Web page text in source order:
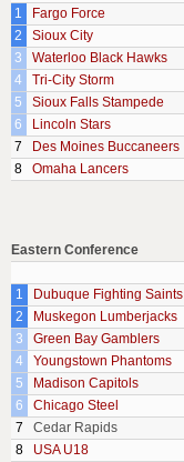
1
Fargo Force
2
Sioux City
3
Waterloo Black Hawks
4
Tri-City Storm
5
Sioux Falls Stampede
6
Lincoln Stars
7
Des Moines Buccaneers
8
Omaha Lancers
Eastern Conference
1
Dubuque Fighting Saints
2
Muskegon Lumberjacks
3
Green Bay Gamblers
4
Youngstown Phantoms
5
Madison Capitols
6
Chicago Steel
7
Cedar Rapids
8
USA U18